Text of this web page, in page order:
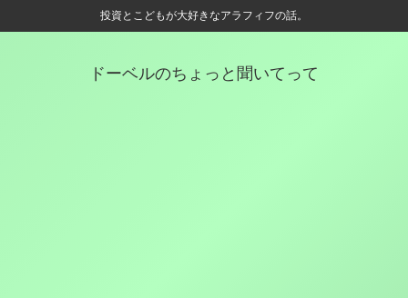
投資とこどもが大好きなアラフィフの話。
ドーベルのちょっと聞いてって